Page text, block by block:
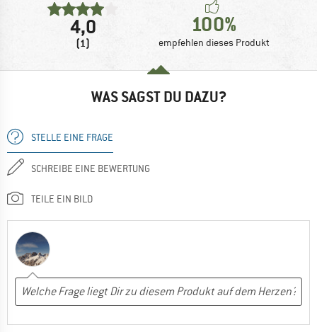
4,0
(1)
100%
empfehlen dieses Produkt
WAS SAGST DU DAZU?
STELLE EINE FRAGE
SCHREIBE EINE BEWERTUNG
TEILE EIN BILD